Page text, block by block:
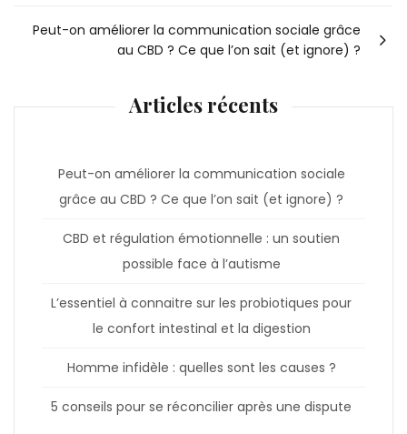
Peut-on améliorer la communication sociale grâce
au CBD ? Ce que l’on sait (et ignore) ?
Articles récents
Peut-on améliorer la communication sociale
grâce au CBD ? Ce que l’on sait (et ignore) ?
CBD et régulation émotionnelle : un soutien
possible face à l’autisme
L’essentiel à connaitre sur les probiotiques pour
le confort intestinal et la digestion
Homme infidèle : quelles sont les causes ?
5 conseils pour se réconcilier après une dispute